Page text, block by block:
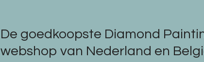
De goedkoopste Diamond
webshop van Nederland en